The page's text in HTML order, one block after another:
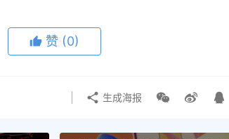
赞 (0)
生成海报